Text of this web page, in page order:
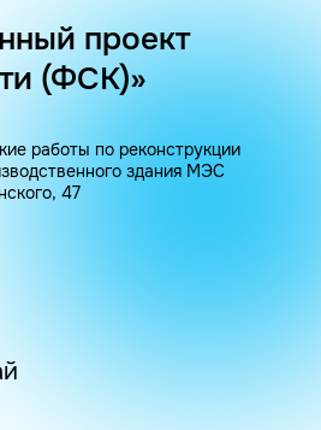
проект
(ФСК)»
работы по реконструкции
здания МЭС
47